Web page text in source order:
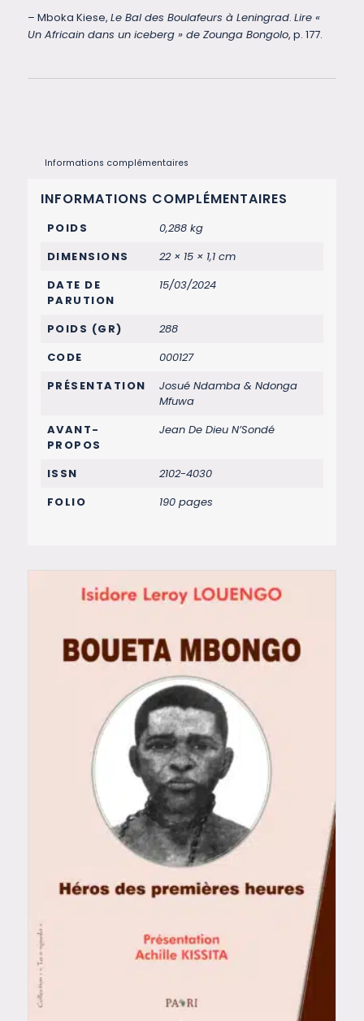
– Mboka Kiese, Le Bal des Boulafeurs à Leningrad. Lire «
Un Africain dans un iceberg » de Zounga Bongolo, p. 177.
Informations complémentaires
INFORMATIONS COMPLÉMENTAIRES
POIDS
0,288 kg
DIMENSIONS
22 × 15 × 1,1 cm
DATE DE
PARUTION
15/03/2024
POIDS (GR)
288
CODE
000127
PRÉSENTATION
Josué Ndamba & Ndonga
Mfuwa
AVANT-
PROPOS
Jean De Dieu N’Sondé
ISSN
2102-4030
FOLIO
190 pages